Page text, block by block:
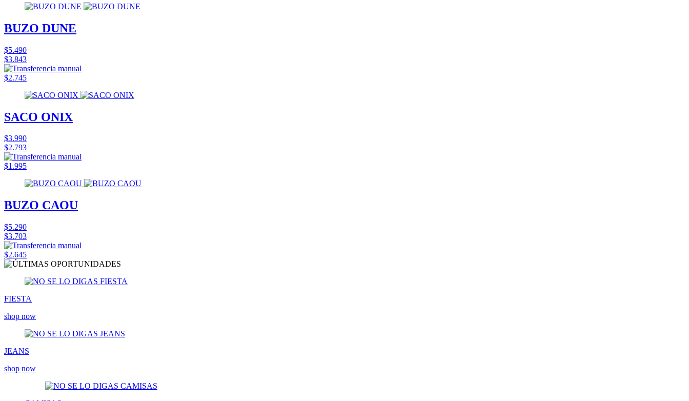
BUZO DUNE
$5.490
$3.843
$2.745
SACO ONIX
$3.990
$2.793
$1.995
BUZO CAOU
$5.290
$3.703
$2.645
FIESTA
shop now
JEANS
shop now